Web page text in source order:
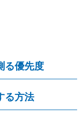
る優先度
る方法